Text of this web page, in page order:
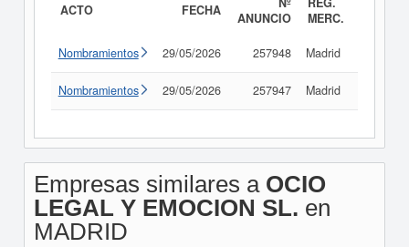
ACTO FECHA
ANUNCIO
MERC.
Nombramientos 29/05/2026 257948 Madrid
Nombramientos 29/05/2026 257947 Madrid
Empresas similares a OCIO
LEGAL Y EMOCION SL. en
MADRID